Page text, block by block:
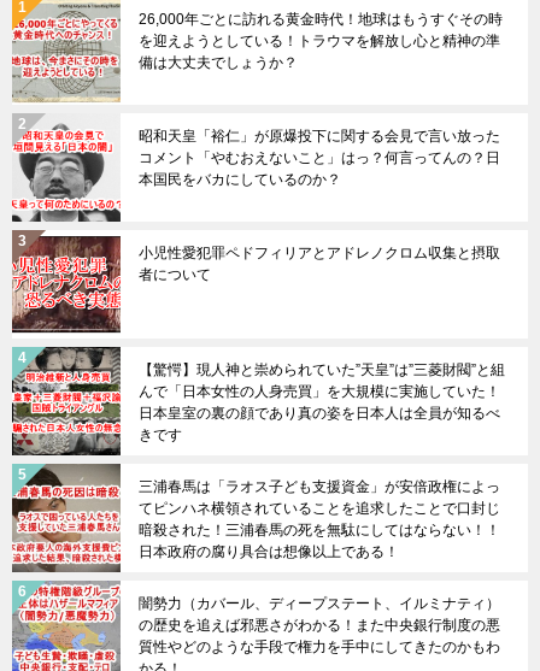
26,000年ごとに訪れる黄金時代！地球はもうすぐその時
を迎えようとしている！トラウマを解放し心と精神の準
備は大丈夫でしょうか？
昭和天皇「裕仁」が原爆投下に関する会見で言い放った
コメント「やむおえないこと」はっ？何言ってんの？日
本国民をバカにしているのか？
小児性愛犯罪ペドフィリアとアドレノクロム収集と摂取
者について
【驚愕】現人神と崇められていた”天皇”は”三菱財閥”と組
んで「日本女性の人身売買」を大規模に実施していた！
日本皇室の裏の顔であり真の姿を日本人は全員が知るべ
きです
三浦春馬は「ラオス子ども支援資金」が安倍政権によっ
てピンハネ横領されていることを追求したことで口封じ
暗殺された！三浦春馬の死を無駄にしてはならない！！
日本政府の腐り具合は想像以上である！
闇勢力（カバール、ディープステート、イルミナティ）
の歴史を追えば邪悪さがわかる！また中央銀行制度の悪
質性やどのような手段で権力を手中にしてきたのかもわ